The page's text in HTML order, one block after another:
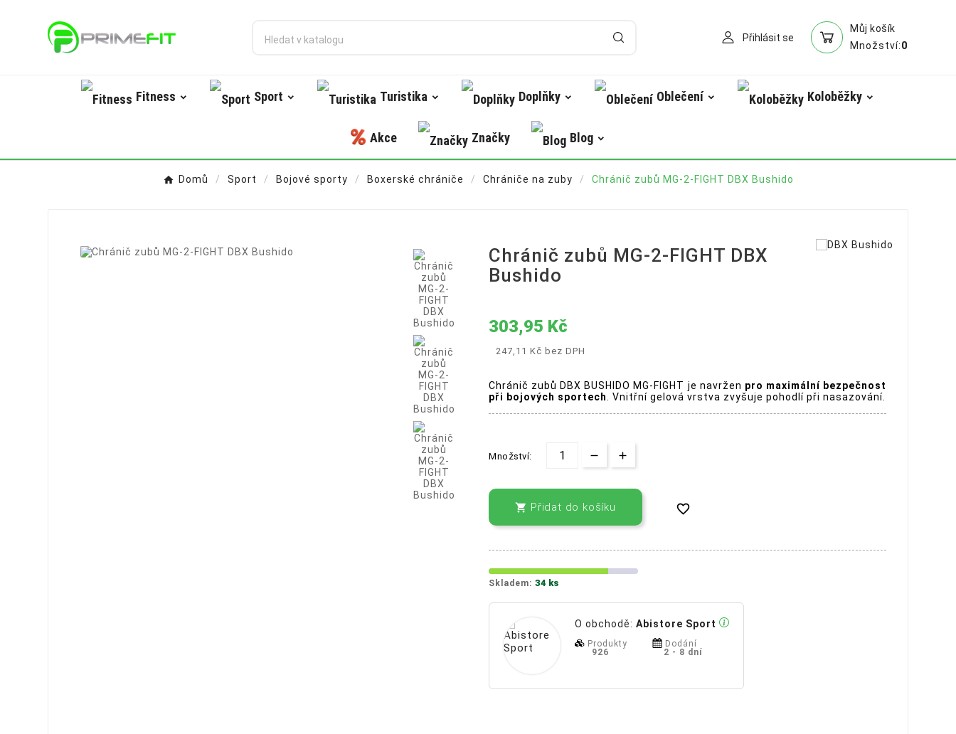
Přihlásit se
Můj košík
Množství:0
Fitness Sport Turistika Doplňky Oblečení Koloběžky
Akce Značky Blog
Domů Sport Bojové sporty Boxerské chrániče Chrániče na zuby Chránič zubů MG-2-FIGHT DBX Bushido
Chránič zubů MG-2-FIGHT DBX
Bushido
303,95 Kč
247,11 Kč bez DPH
Chránič zubů DBX BUSHIDO MG-FIGHT je navržen pro maximální bezpečnost
při bojových sportech
. Vnitřní gelová vrstva zvyšuje pohodlí při nasazování.
Množství:
 Přidat do košíku 
Skladem: 34 ks
O obchodě: Abistore Sport
Produkty
926
Dodání
2 - 8 dní